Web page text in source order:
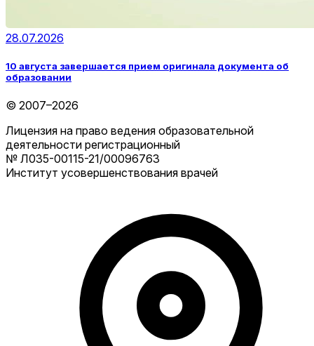
28.07.2026
10 августа завершается прием оригинала документа об
образовании
© 2007–2026
Лицензия на право ведения образовательной
деятельности регистрационный
№ Л035-00115-21/00096763
Институт усовершенствования врачей